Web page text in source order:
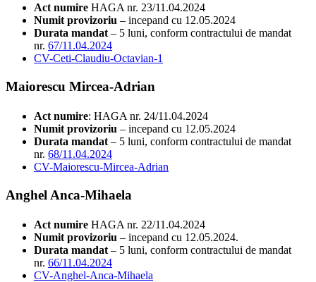
Act numire HAGA nr. 23/11.04.2024
Numit provizoriu – incepand cu 12.05.2024
Durata mandat – 5 luni, conform contractului de mandat
nr. 67/11.04.2024
CV-Ceti-Claudiu-Octavian-1
Maiorescu Mircea-Adrian
Act numire: HAGA nr. 24/11.04.2024
Numit provizoriu – incepand cu 12.05.2024
Durata mandat – 5 luni, conform contractului de mandat
nr. 68/11.04.2024
CV-Maiorescu-Mircea-Adrian
Anghel Anca-Mihaela
Act numire HAGA nr. 22/11.04.2024
Numit provizoriu – incepand cu 12.05.2024.
Durata mandat – 5 luni, conform contractului de mandat
nr. 66/11.04.2024
CV-Anghel-Anca-Mihaela